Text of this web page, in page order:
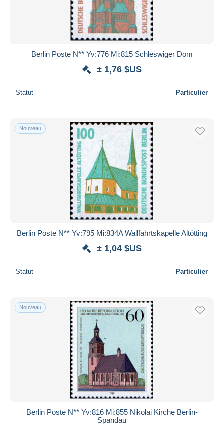
Berlin Poste N** Yv:776 Mi:815 Schleswiger Dom
± 1,76 $US
Statut Particulier
Nouveau
Berlin Poste N** Yv:795 Mi:834A Wallfahrtskapelle Altötting
± 1,04 $US
Statut Particulier
Nouveau
Berlin Poste N** Yv:816 Mi:855 Nikolai Kirche Berlin-
Spandau